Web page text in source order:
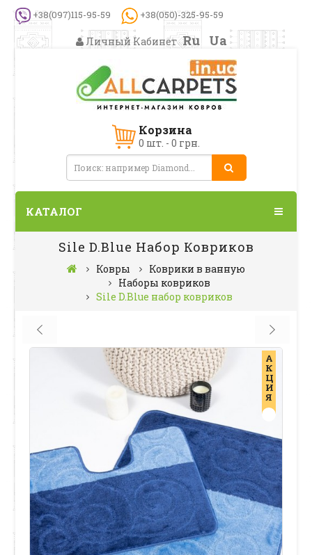
+38(097)115-95-59 +38(050)-325-95-59
Личный Кабинет Ru Ua
Корзина
0 шт. - 0 грн.
КАТАЛОГ
Sile D.Blue Набор Ковриков
Ковры
Коврики в ванную
Наборы ковриков
Sile D.Blue набор ковриков
А
К
Ц
И
Я